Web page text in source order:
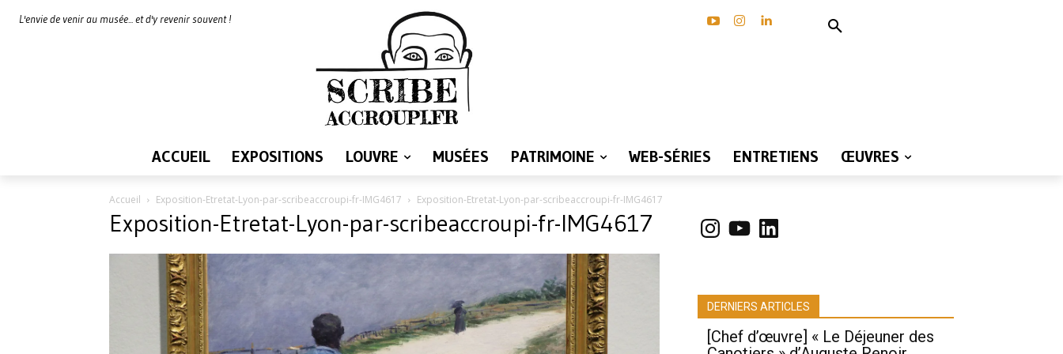
L'envie de venir au musée... et d'y revenir souvent !
ACCUEIL EXPOSITIONS LOUVRE MUSÉES PATRIMOINE WEB-SÉRIES ENTRETIENS ŒUVRES
Accueil Exposition-Etretat-Lyon-par-scribeaccroupi-fr-IMG4617 Exposition-Etretat-Lyon-par-scribeaccroupi-fr-IMG4617
Exposition-Etretat-Lyon-par-scribeaccroupi-fr-IMG4617 Instagram
YouTubeLinkedIn
DERNIERS ARTICLES
[Chef d’œuvre] « Le Déjeuner des